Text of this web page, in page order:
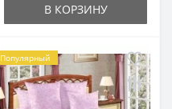
В КОРЗИНУ
Популярный